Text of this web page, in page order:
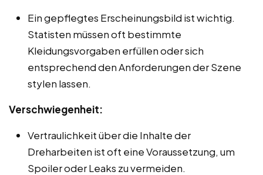
Ein gepflegtes Erscheinungsbild ist wichtig.
Statisten müssen oft bestimmte
Kleidungsvorgaben erfüllen oder sich
entsprechend den Anforderungen der Szene
stylen lassen.
Verschwiegenheit:
Vertraulichkeit über die Inhalte der
Dreharbeiten ist oft eine Voraussetzung, um
Spoiler oder Leaks zu vermeiden.